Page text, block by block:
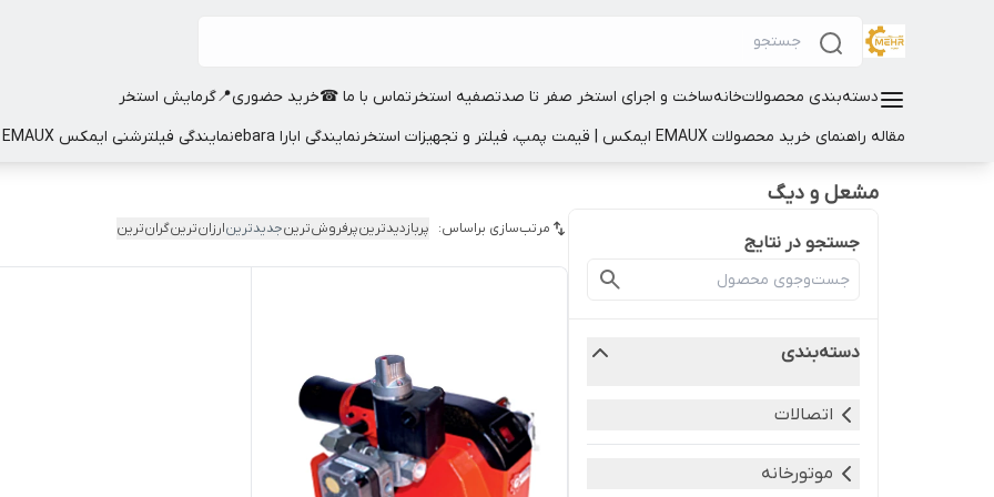
دسته‌بندی محصولاتخانهساخت و اجرای استخر صفر تا صدتصفیه استخرتماس با ما ☎خرید حضوری📍گرمایش استخر
مقاله راهنمای خرید محصولات EMAUX ایمکس | قیمت پمپ، فیلتر و تجهیزات استخر
نمایندگی ابارا ebara نمایندگی فیلترشنی ایمکس EMAUX
مشعل و دیگ
جستجو در نتایج
دسته‌بندی
اتصالات
موتورخانه
مرتب‌سازی براساس: پربازدیدترینپرفروش‌ترینجدیدترینارزان‌ترینگران‌ترین